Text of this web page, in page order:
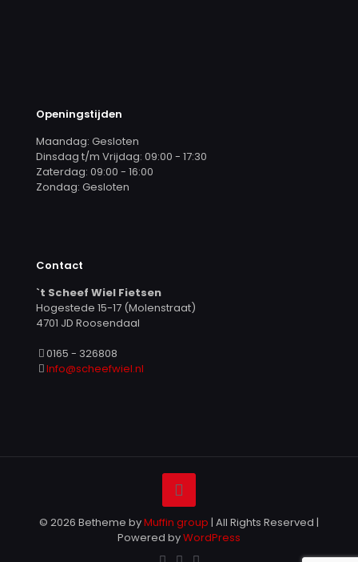
Openingstijden
Maandag: Gesloten
Dinsdag t/m Vrijdag: 09:00 - 17:30
Zaterdag: 09:00 - 16:00
Zondag: Gesloten
Contact
`t Scheef Wiel Fietsen
Hogestede 15-17 (Molenstraat)
4701 JD Roosendaal
0165 - 326808
Info@scheefwiel.nl
© 2026 Betheme byMuffin group | All Rights Reserved |
Powered byWordPress